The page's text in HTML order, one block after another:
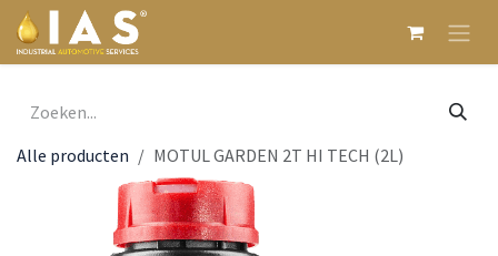
Overslaan naar inhoud
Alle producten MOTUL GARDEN 2T HI TECH (2L)